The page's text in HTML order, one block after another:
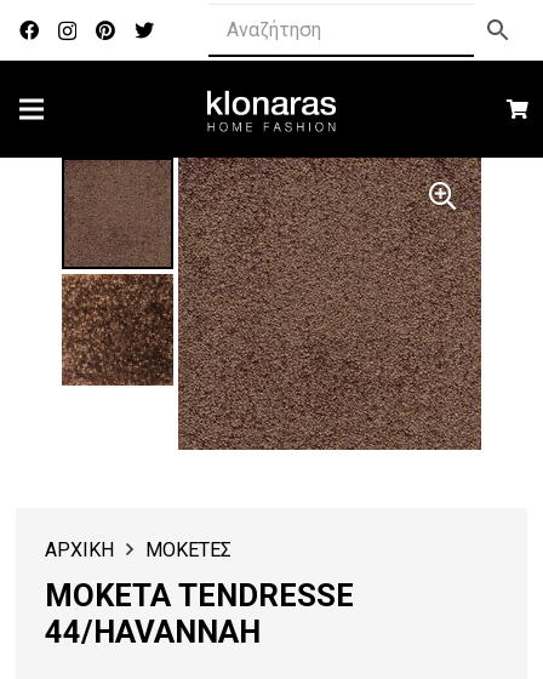
ΑΡΧΙΚΗ ΜΟΚΕΤΕΣ
ΜΟΚΕΤΑ TENDRESSE
44/HAVANNAH